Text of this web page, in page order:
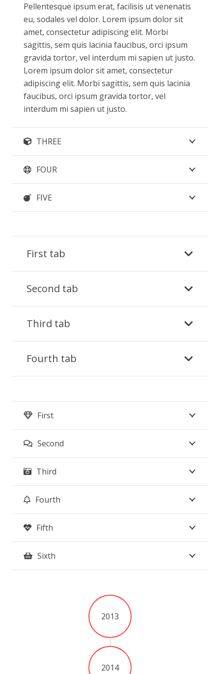
Pellentesque ipsum erat, facilisis ut venenatis
eu, sodales vel dolor. Lorem ipsum dolor sit
amet, consectetur adipiscing elit. Morbi
sagittis, sem quis lacinia faucibus, orci ipsum
gravida tortor, vel interdum mi sapien ut justo.
Lorem ipsum dolor sit amet, consectetur
adipiscing elit. Morbi sagittis, sem quis lacinia
faucibus, orci ipsum gravida tortor, vel
interdum mi sapien ut justo.
THREE
FOUR
FIVE
First tab
Second tab
Third tab
Fourth tab
First
Second
Third
Fourth
Fifth
Sixth
2013
2014